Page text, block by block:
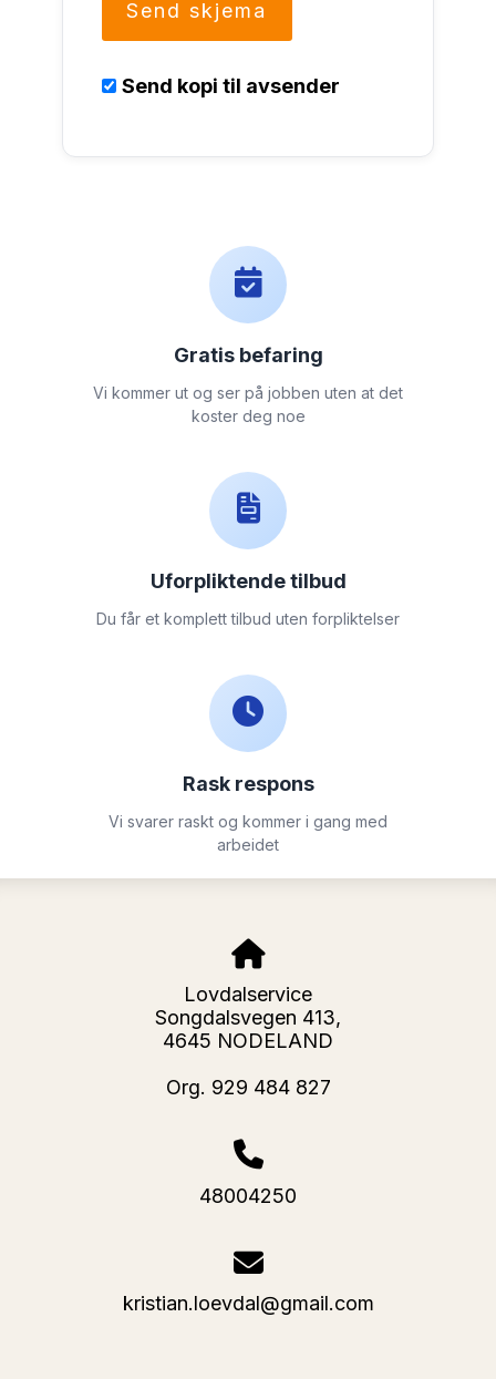
Send kopi til avsender
Gratis befaring
Vi kommer ut og ser på jobben uten at det
koster deg noe
Uforpliktende tilbud
Du får et komplett tilbud uten forpliktelser
Rask respons
Vi svarer raskt og kommer i gang med
arbeidet
Lovdalservice
Songdalsvegen 413,
4645 NODELAND
Org. 929 484 827
48004250
kristian.loevdal@gmail.com